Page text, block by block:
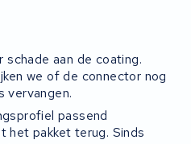
aan de coating.
we of de connector nog
vervangen.
passend
het pakket terug. Sinds